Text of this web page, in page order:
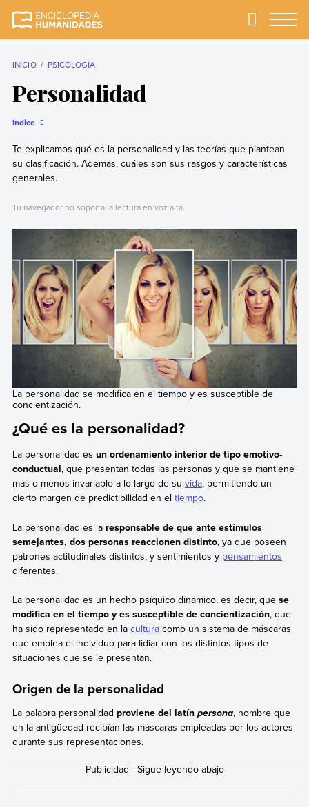
completa y más
Primary
INICIO PSICOLOGÍA
Personalidad
Índice
Te explicamos qué es la personalidad y las teorías que plantean
su clasificación. Además, cuáles son sus rasgos y características
generales.
Tu navegador no soporta la lectura en voz alta.
La personalidad se modifica en el tiempo y es susceptible de
concientización.
¿Qué es la personalidad?
La personalidad es un ordenamiento interior de tipo emotivo-
conductual, que presentan todas las personas y que se mantiene
más o menos invariable a lo largo de su vida, permitiendo un
cierto margen de predictibilidad en el tiempo.
La personalidad es la responsable de que ante estímulos
semejantes, dos personas reaccionen distinto, ya que poseen
patrones actitudinales distintos, y sentimientos y pensamientos
diferentes.
La personalidad es un hecho psíquico dinámico, es decir, que se
modifica en el tiempo y es susceptible de concientización, que
ha sido representado en la culturacomo un sistema de máscaras
que emplea el individuo para lidiar con los distintos tipos de
situaciones que se le presentan.
Origen de la personalidad
La palabra personalidad proviene del latín persona, nombre que
en la antigüedad recibían las máscaras empleadas por los actores
durante sus representaciones.